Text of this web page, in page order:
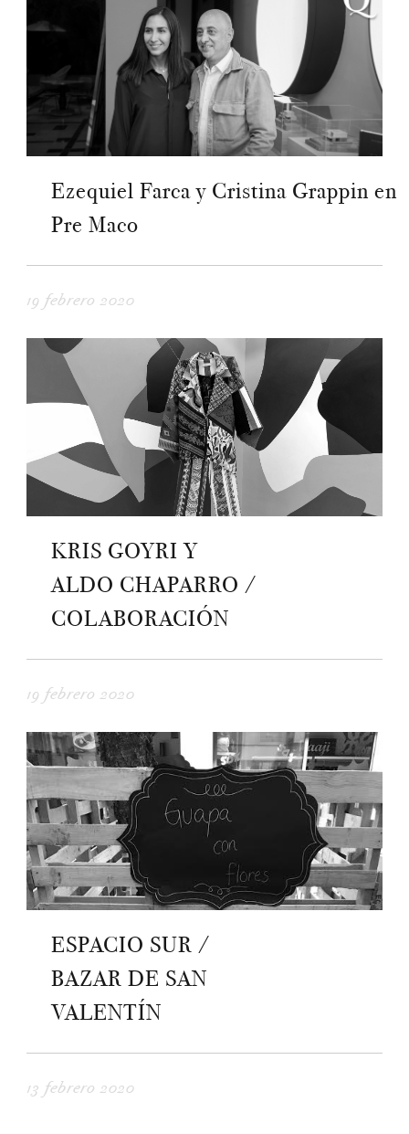
Ezequiel Farca y Cristina Grappin en
Pre Maco
19 febrero 2020
KRIS GOYRI Y
ALDO CHAPARRO /
COLABORACIÓN
19 febrero 2020
ESPACIO SUR /
BAZAR DE SAN
VALENTÍN
13 febrero 2020